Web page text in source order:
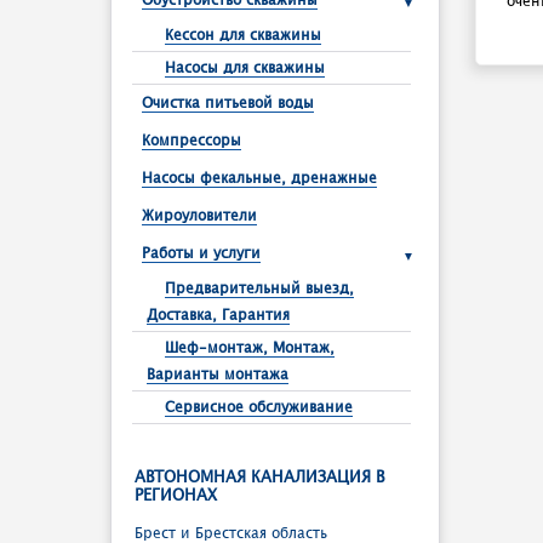
Кессон для скважины
Насосы для скважины
Очистка питьевой воды
Компрессоры
Насосы фекальные, дренажные
Жироуловители
Работы и услуги
Предварительный выезд,
Доставка, Гарантия
Шеф-монтаж, Монтаж,
Варианты монтажа
Сервисное обслуживание
АВТОНОМНАЯ КАНАЛИЗАЦИЯ В
РЕГИОНАХ
Брест и Брестcкая область